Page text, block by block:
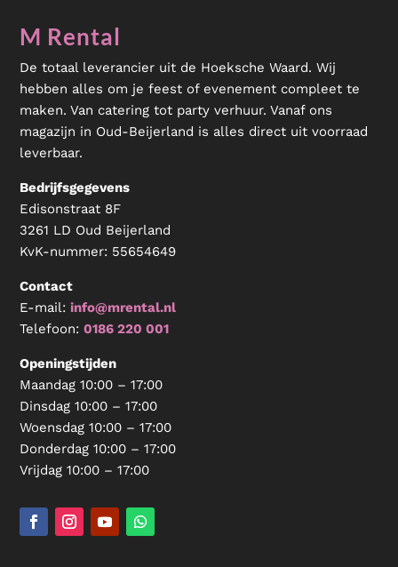
M Rental
De totaal leverancier uit de Hoeksche Waard. Wij
hebben alles om je feest of evenement compleet te
maken. Van catering tot party verhuur. Vanaf ons
magazijn in Oud-Beijerland is alles direct uit voorraad
leverbaar.
Bedrijfsgegevens
Edisonstraat 8F
3261 LD Oud Beijerland
KvK-nummer: 55654649
Contact
E-mail:info@mrental.nl
Telefoon:0186 220 001
Openingstijden
Maandag 10:00 – 17:00
Dinsdag 10:00 – 17:00
Woensdag 10:00 – 17:00
Donderdag 10:00 – 17:00
Vrijdag 10:00 – 17:00